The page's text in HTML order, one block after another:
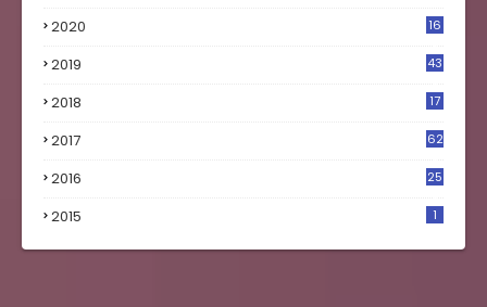
2020
16
2019
43
2018
17
2017
62
2016
25
2015 1